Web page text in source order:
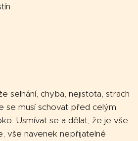
selhání, chyba, nejistota, strach
se musí schovat před celým
Usmívat se a dělat, že je vše
vše navenek nepřijatelné